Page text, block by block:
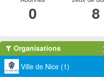
0 8
Organisations
Ville de Nice (1)